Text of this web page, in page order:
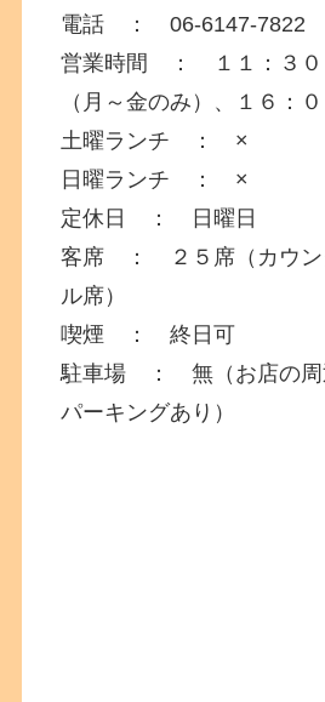
電話 ： 06-6147-7822
営業時間 ： １１：３０
（月～金のみ）、１６：
土曜ランチ ： ×
日曜ランチ ： ×
定休日 ： 日曜日
客席 ： ２５席（カウン
ル席）
喫煙 ： 終日可
駐車場 ： 無（お店の周
パーキングあり）